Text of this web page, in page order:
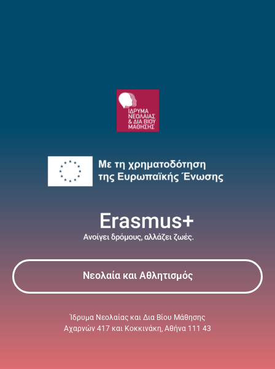
Νεολαία και Αθλητισμός
Ίδρυμα Νεολαίας και Δια Βίου Μάθησης
Αχαρνών 417 και Κοκκινάκη, Αθήνα 111 43